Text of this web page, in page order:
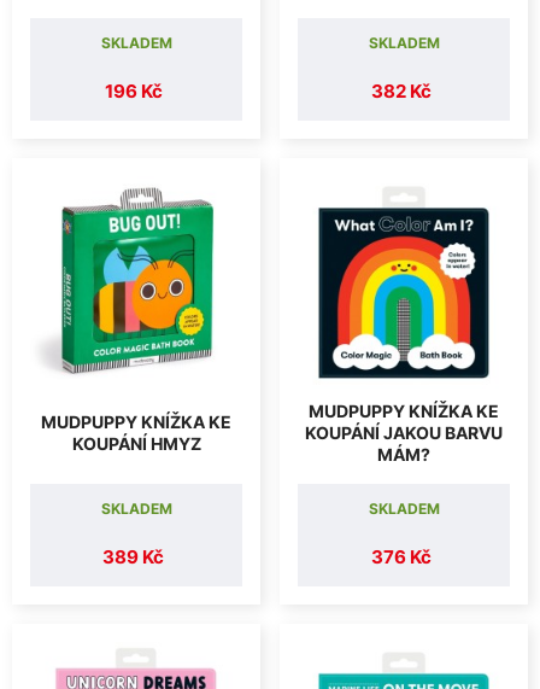
196 Kč
SKLADEM
382 Kč
SKLADEM
MUDPUPPY KNÍŽKA KE
KOUPÁNÍ HMYZ
389 Kč
SKLADEM
MUDPUPPY KNÍŽKA KE
KOUPÁNÍ JAKOU BARVU
MÁM?
376 Kč
SKLADEM